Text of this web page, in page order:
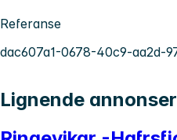
Referanse
dac607a1-0678-40c9-aa2d-
Lignende annonser